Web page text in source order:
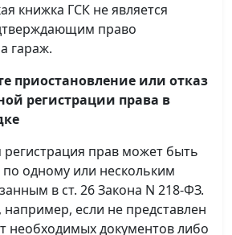
книжка ГСК не является
право
гараж.
приостановление или отказ
регистрации права в
регистрация прав может быть
одному или нескольким
в ст. 26 Закона N 218-ФЗ.
если не представлен
необходимых документов либо